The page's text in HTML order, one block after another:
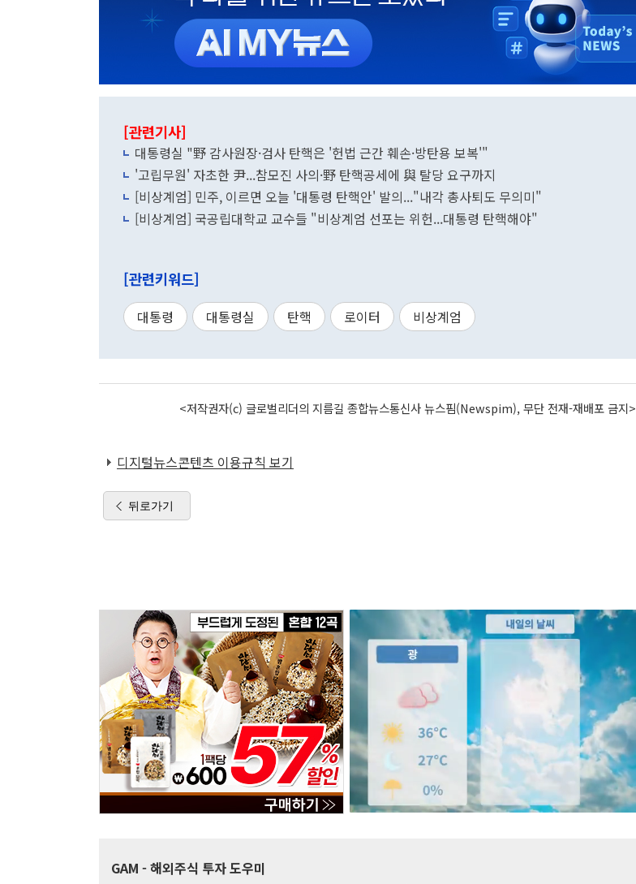
[관련기사]
대통령실 "野 감사원장·검사 탄핵은 '헌법 근간 훼손·방탄용 보복'"
'고립무원' 자초한 尹...참모진 사의·野 탄핵공세에 與 탈당 요구까지
[비상계엄] 민주, 이르면 오늘 '대통령 탄핵안' 발의..."내각 총사퇴도 무의미"
[비상계엄] 국공립대학교 교수들 "비상계엄 선포는 위헌...대통령 탄핵해야"
[관련키워드]
대통령 대통령실 탄핵 로이터 비상계엄
<저작권자(c) 글로벌리더의 지름길 종합뉴스통신사 뉴스핌(Newspim), 무단 전재-재배포 금지>
디지털뉴스콘텐츠 이용규칙 보기
뒤로가기
GAM - 해외주식 투자 도우미